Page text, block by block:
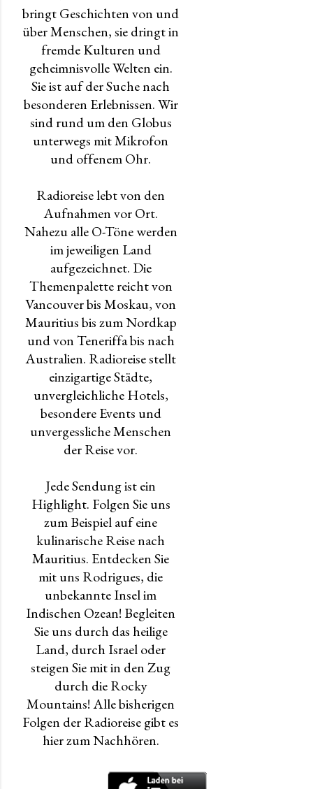
bringt Geschichten von und
über Menschen, sie dringt in
fremde Kulturen und
geheimnisvolle Welten ein.
Sie ist auf der Suche nach
besonderen Erlebnissen. Wir
sind rund um den Globus
unterwegs mit Mikrofon
und offenem Ohr.
Radioreise lebt von den
Aufnahmen vor Ort.
Nahezu alle O-Töne werden
im jeweiligen Land
aufgezeichnet. Die
Themenpalette reicht von
Vancouver bis Moskau, von
Mauritius bis zum Nordkap
und von Teneriffa bis nach
Australien. Radioreise stellt
einzigartige Städte,
unvergleichliche Hotels,
besondere Events und
unvergessliche Menschen
der Reise vor.
Jede Sendung ist ein
Highlight. Folgen Sie uns
zum Beispiel auf eine
kulinarische Reise nach
Mauritius. Entdecken Sie
mit uns Rodrigues, die
unbekannte Insel im
Indischen Ozean! Begleiten
Sie uns durch das heilige
Land, durch Israel oder
steigen Sie mit in den Zug
durch die Rocky
Mountains!Alle bisherigen
Folgen der Radioreise gibt es
hier zum Nachhören.